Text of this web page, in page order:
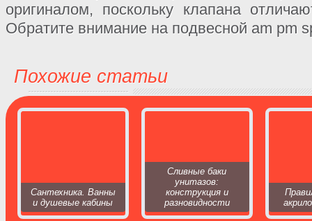
оригиналом, поскольку клапана
Обратите внимание на подвесной am pm
Похожие статьи
Сантехника. Ванны
и душевые кабины
Сливные баки
унитазов:
конструкция и
разновидности